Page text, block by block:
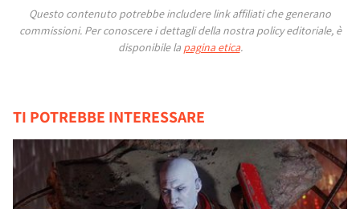
Questo contenuto potrebbe includere link affiliati che generano
commissioni. Per conoscere i dettagli della nostra policy editoriale, è
disponibile la pagina etica.
TI POTREBBE INTERESSARE